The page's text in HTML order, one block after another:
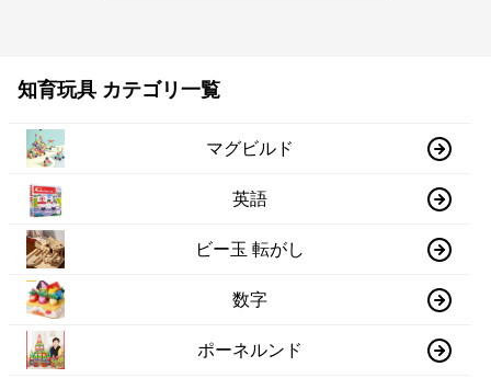
知育玩具 カテゴリ一覧
マグビルド
英語
ビー玉 転がし
数字
ポーネルンド